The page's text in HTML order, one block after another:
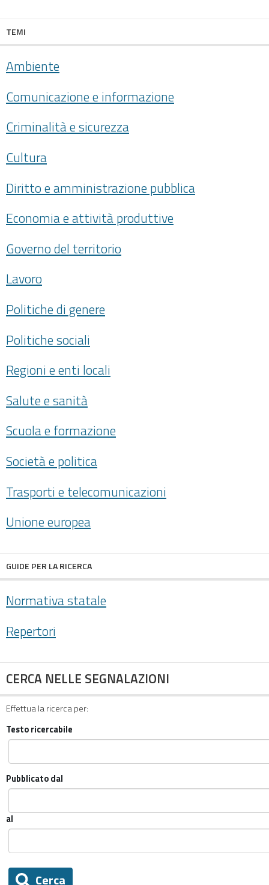
TEMI
Ambiente
Comunicazione e informazione
Criminalità e sicurezza
Cultura
Diritto e amministrazione pubblica
Economia e attività produttive
Governo del territorio
Lavoro
Politiche di genere
Politiche sociali
Regioni e enti locali
Salute e sanità
Scuola e formazione
Società e politica
Trasporti e telecomunicazioni
Unione europea
GUIDE PER LA RICERCA
Normativa statale
Repertori
CERCA NELLE SEGNALAZIONI
Effettua la ricerca per:
Testo ricercabile
Pubblicato dal
al